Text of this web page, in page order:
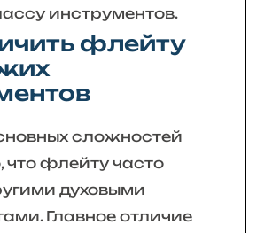
инструментов.
флейту
сложностей
что флейту часто
духовыми
Главное отличие